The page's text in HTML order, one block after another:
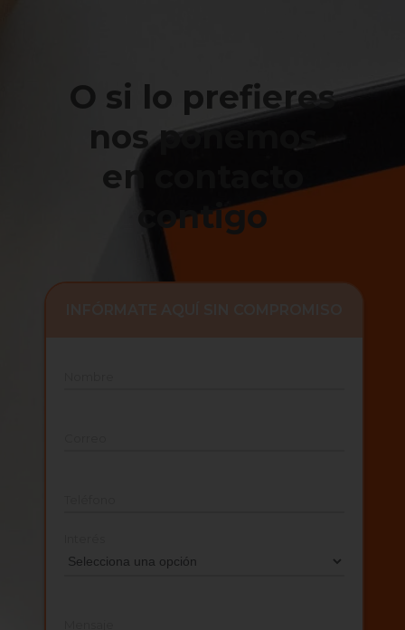
O si lo prefieres
nos ponemos
en contacto
contigo